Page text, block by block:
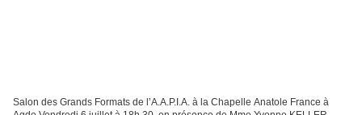
Salon des Grands Formats de l’A.A.P.I.A. à la Chapelle Anatole France à